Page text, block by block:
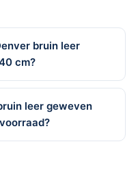
bruin leer
cm?
leer geweven